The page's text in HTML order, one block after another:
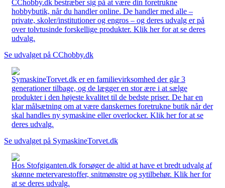
CChobby.dk bestræber sig på at være din foretrukne
hobbybutik, når du handler online. De handler med alle –
private, skoler/institutioner og engros – og deres udvalg er på
over tolvtusinde forskellige produkter. Klik her for at se deres
udvalg.
Se udvalget på CChobby.dk
SymaskineTorvet.dk er en familievirksomhed der går 3
generationer tilbage, og de lægger en stor ære i at sælge
produkter i den højeste kvalitet til de bedste priser. De har en
klar målsætning om at være danskernes foretrukne butik når der
skal handles ny symaskine eller overlocker. Klik her for at se
deres udvalg.
Se udvalget på SymaskineTorvet.dk
Hos Stofgiganten.dk forsøger de altid at have et bredt udvalg af
skønne metervarestoffer, snitmønstre og sytilbehør. Klik her for
at se deres udvalg.